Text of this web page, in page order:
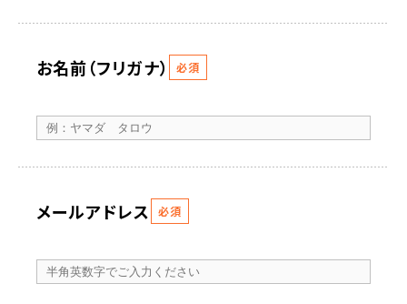
お名前（フリガナ） 必須
メールアドレス 必須